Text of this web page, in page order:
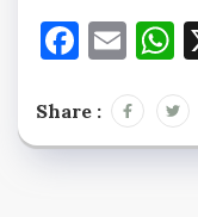
Share :